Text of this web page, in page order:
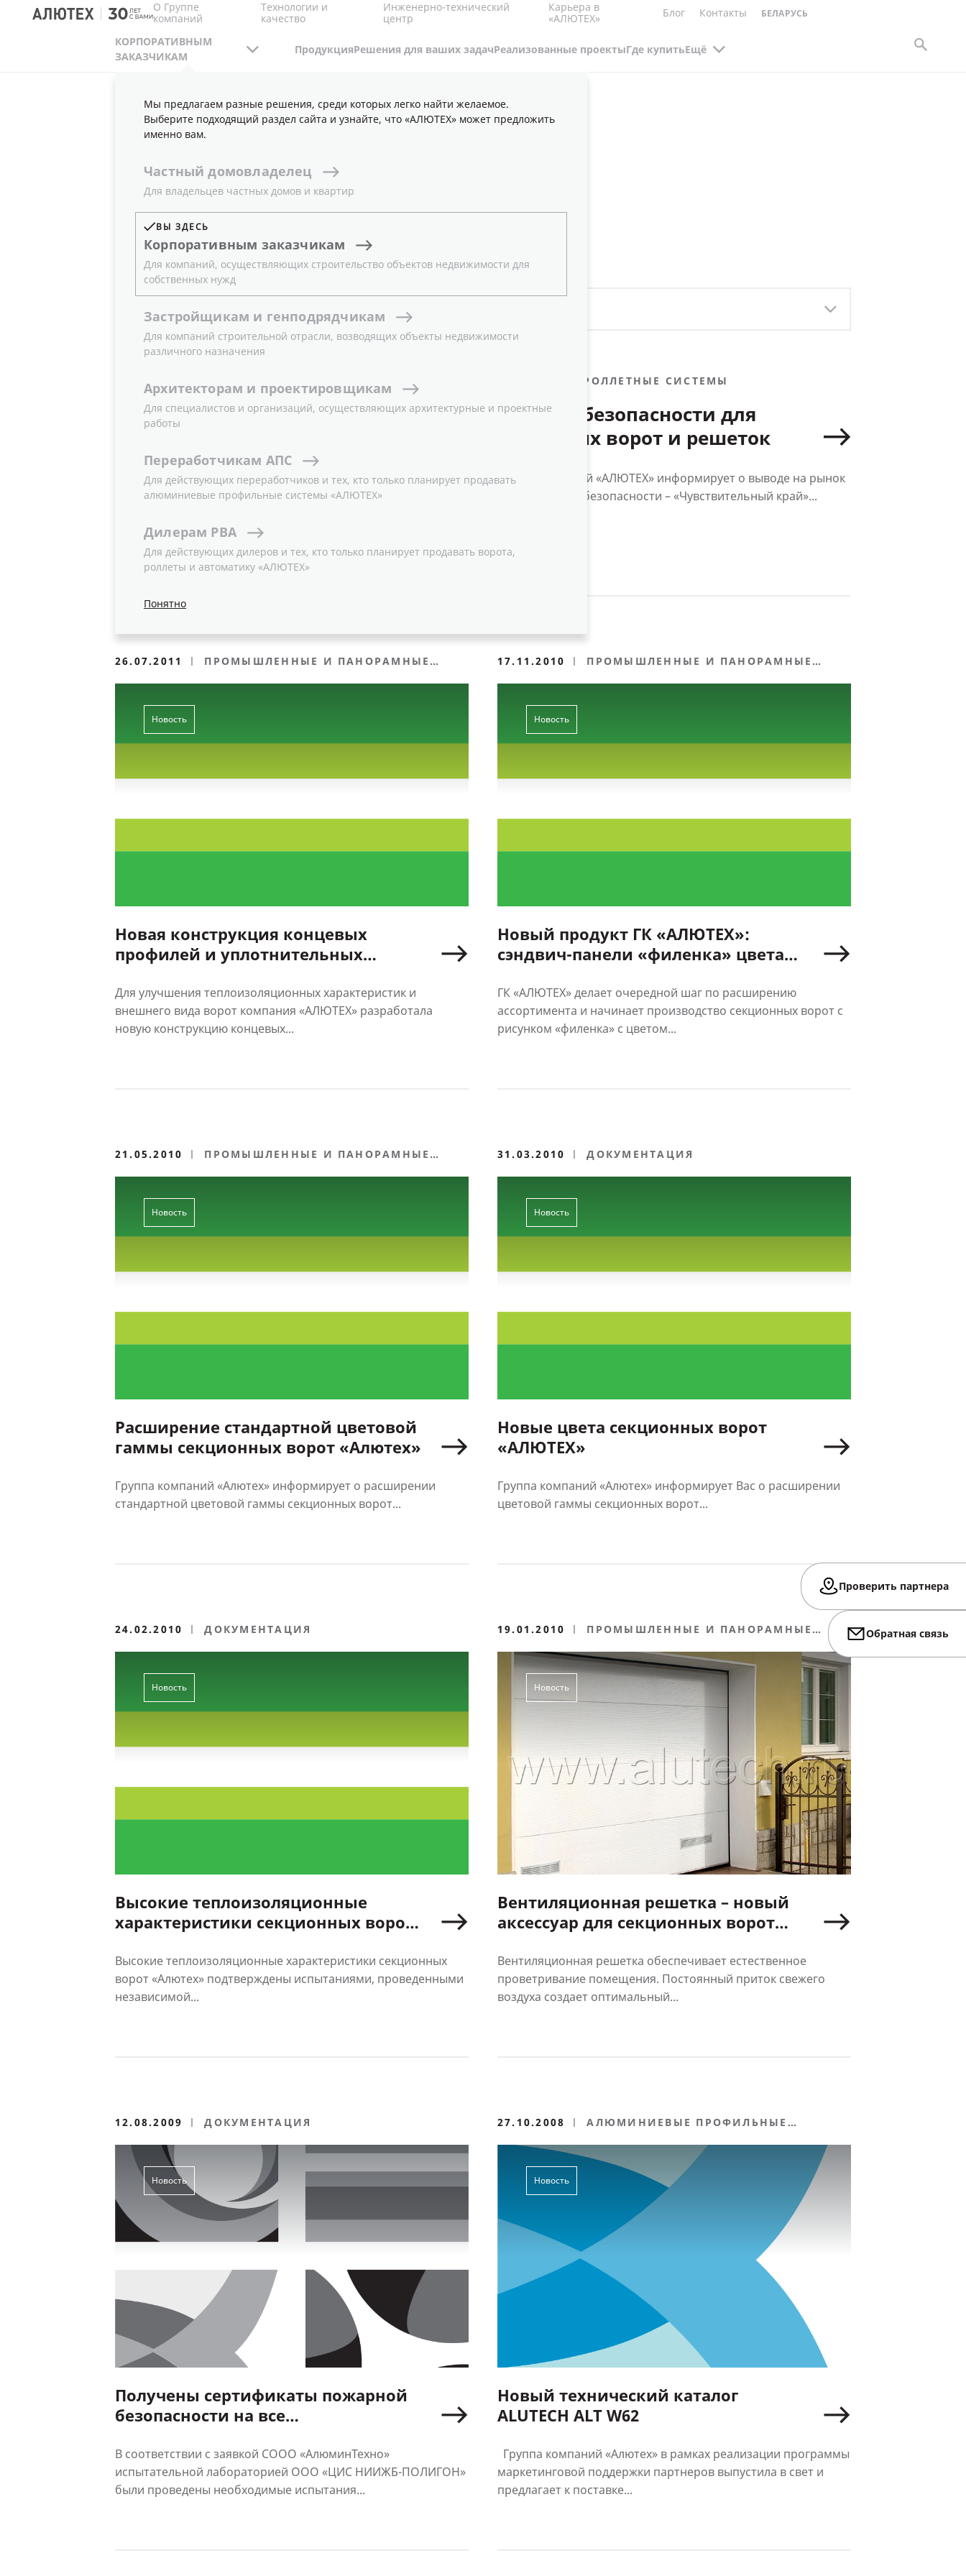
О Группе
компаний
Технологии и
качество
Инженерно-технический
центр
Карьера в
«АЛЮТЕХ» Блог Контакты БЕЛАРУСЬ
КОРПОРАТИВНЫМ
ЗАКАЗЧИКАМ
Мы предлагаем разные решения, среди которых легко найти желаемое.
Выберите подходящий раздел сайта и узнайте, что «АЛЮТЕХ» может предложить
именно вам.
Частный домовладелец
Для владельцев частных домов и квартир
ВЫ ЗДЕСЬ
Корпоративным заказчикам
Для компаний, осуществляющих строительство объектов недвижимости для
собственных нужд
Застройщикам и генподрядчикам
Для компаний строительной отрасли, возводящих объекты недвижимости
различного назначения
Архитекторам и проектировщикам
Для специалистов и организаций, осуществляющих архитектурные и проектные
работы
Переработчикам АПС
Для действующих переработчиков и тех, кто только планирует продавать
алюминиевые профильные системы «АЛЮТЕХ»
Дилерам РВА
Для действующих дилеров и тех, кто только планирует продавать ворота,
роллеты и автоматику «АЛЮТЕХ»
Понятно
ПродукцияРешения для ваших задачРеализованные проектыГде купитьЕщё
КОРПОРАТИВНЫМ ЗАКАЗЧИКАМ ПУБЛИКАЦИИ НОВОСТИ
НОВОСТИ
Все
ТИП ТЕМА
Новость
РОЛЛЕТНЫЕ СИСТЕМЫ
Система безопасности для
роллетных ворот и решеток
Группа компаний «АЛЮТЕХ» информирует о выводе на рынок
новой системы безопасности – «Чувствительный край»...
26.07.2011
ПРОМЫШЛЕННЫЕ И ПАНОРАМНЫЕ
Новость
Новая конструкция концевых
профилей и уплотнительных
«АЛЮТЕХ»
Для улучшения теплоизоляционных характеристик и
внешнего вида ворот компания «АЛЮТЕХ» разработала
новую конструкцию концевых...
17.11.2010
ПРОМЫШЛЕННЫЕ И ПАНОРАМНЫЕ
Новость
Новый продукт ГК «АЛЮТЕХ»:
сэндвич-панели «филенка» цвета
ГК «АЛЮТЕХ» делает очередной шаг по расширению
ассортимента и начинает производство секционных ворот с
рисунком «филенка» с цветом...
21.05.2010
ПРОМЫШЛЕННЫЕ И ПАНОРАМНЫЕ
Новость
Расширение стандартной цветовой
гаммы секционных ворот «Алютех»
Группа компаний «Алютех» информирует о расширении
стандартной цветовой гаммы секционных ворот...
31.03.2010 ДОКУМЕНТАЦИЯ
Новость
Новые цвета секционных ворот
«АЛЮТЕХ»
Группа компаний «Алютех» информирует Вас о расширении
цветовой гаммы секционных ворот...
24.02.2010 ДОКУМЕНТАЦИЯ
Новость
Высокие теплоизоляционные
характеристики секционных ворот
независимыми испытаниями
Высокие теплоизоляционные характеристики секционных
ворот «Алютех» подтверждены испытаниями, проведенными
независимой...
19.01.2010
ПРОМЫШЛЕННЫЕ И ПАНОРАМНЫЕ
Новость
Вентиляционная решетка – новый
аксессуар для секционных ворот
Вентиляционная решетка обеспечивает естественное
проветривание помещения. Постоянный приток свежего
воздуха создает оптимальный...
12.08.2009 ДОКУМЕНТАЦИЯ
Новость
Получены сертификаты пожарной
безопасности на все
«АЛЮТЕХ»
В соответствии с заявкой СООО «АлюминТехно»
испытательной лабораторией ООО «ЦИС НИИЖБ-ПОЛИГОН»
были проведены необходимые испытания...
27.10.2008
АЛЮМИНИЕВЫЕ ПРОФИЛЬНЫЕ
Новость
Новый технический каталог
ALUTECH ALT W62
Группа компаний «Алютех» в рамках реализации программы
маркетинговой поддержки партнеров выпустила в свет и
предлагает к поставке...
Проверить партнера
Обратная связь